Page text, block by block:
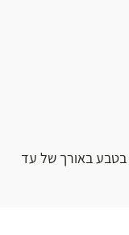
בטבע באורך של עד